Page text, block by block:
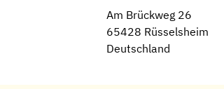
Am Brückweg 26
65428 Rüsselsheim
Deutschland